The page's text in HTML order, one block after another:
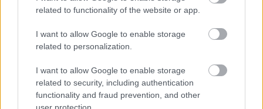
related to functionality of the website or app.
I want to allow Google to enable storage
related to personalization.
I want to allow Google to enable storage
related to security, including authentication
functionality and fraud prevention, and other
jött egy e-mail, melyben a színház igazgatója kérte,
olyannyira nem fogynak a jegyek, hogy félő: le kell
mondaniuk. Több…